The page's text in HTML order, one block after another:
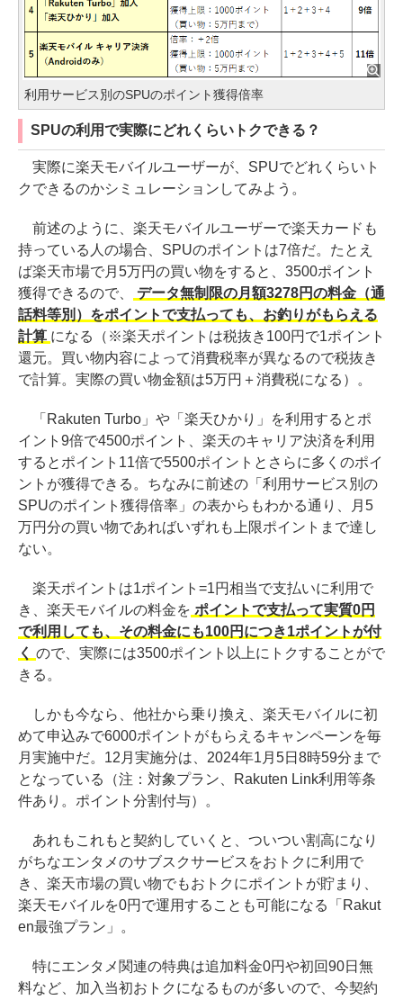
利用サービス別のSPUのポイント獲得倍率
SPUの利用で実際にどれくらいトクできる？
実際に楽天モバイルユーザーが、SPUでどれくらいト
クできるのかシミュレーションしてみよう。
前述のように、楽天モバイルユーザーで楽天カードも
持っている人の場合、SPUのポイントは7倍だ。たとえ
ば楽天市場で月5万円の買い物をすると、3500ポイント
獲得できるので、
データ無制限の月額3278円の料金（通
話料等別）をポイントで支払っても、お釣りがもらえる
計算 になる（※楽天ポイントは税抜き100円で1ポイント
還元。買い物内容によって消費税率が異なるので税抜き
で計算。実際の買い物金額は5万円＋消費税になる）。
「Rakuten Turbo」や「楽天ひかり」を利用するとポ
イント9倍で4500ポイント、楽天のキャリア決済を利用
するとポイント11倍で5500ポイントとさらに多くのポイ
ントが獲得できる。ちなみに前述の「利用サービス別の
SPUのポイント獲得倍率」の表からもわかる通り、月5
万円分の買い物であればいずれも上限ポイントまで達し
ない。
楽天ポイントは1ポイント=1円相当で支払いに利用で
き、楽天モバイルの料金を ポイントで支払って実質0円
で利用しても、その料金にも100円につき1ポイントが付
く ので、実際には3500ポイント以上にトクすることがで
きる。
しかも今なら、他社から乗り換え、楽天モバイルに初
めて申込みで6000ポイントがもらえるキャンペーンを毎
月実施中だ。12月実施分は、2024年1月5日8時59分まで
となっている（注：対象プラン、Rakuten Link利用等条
件あり。ポイント分割付与）。
あれもこれもと契約していくと、ついつい割高になり
がちなエンタメのサブスクサービスをおトクに利用で
き、楽天市場の買い物でもおトクにポイントが貯まり、
楽天モバイルを0円で運用することも可能になる「Rakut
en最強プラン」。
特にエンタメ関連の特典は追加料金0円や初回90日無
料など、加入当初おトクになるものが多いので、今契約